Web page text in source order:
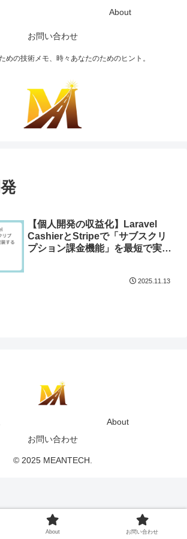
めの技術メモ、時々あなたのためのヒント。
About
お問い合わせ
【個人開発の収益化】Laravel
CashierとStripeで「サブスクリ
プション課金機能」を最短で実装
2025.11.13
About
お問い合わせ
© 2025 MEANTECH.
About お問い合わせ